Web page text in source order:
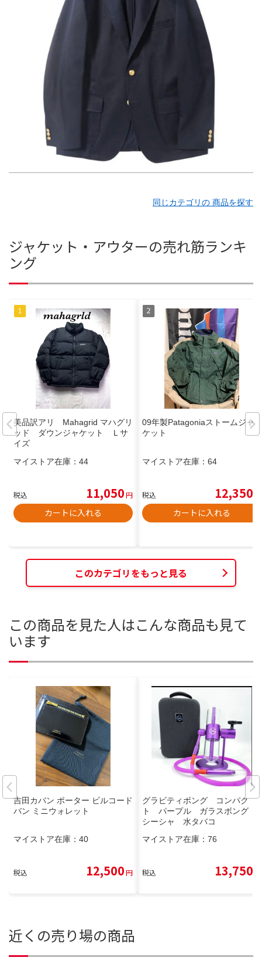
同じカテゴリの 商品を探す
ジャケット・アウターの売れ筋ランキ
ング
美品訳アリ Mahagrid マハグリ
ッド ダウンジャケット Ｌサ
イズ
マイストア在庫： 44
税込 11,050円
カートに入れる
09年製Patagoniaストームジャ
ケット
マイストア在庫： 64
税込 12,350
カートに入れる
このカテゴリをもっと見る
この商品を見た人はこんな商品も見て
います
吉田カバン ポーター ビルコード
バン ミニウォレット
マイストア在庫： 40
税込 12,500円
グラビティボング コンパク
ト パープル ガラスボング
シーシャ 水タバコ
マイストア在庫： 76
税込 13,750
近くの売り場の商品